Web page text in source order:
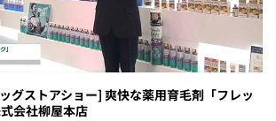
グストアショー] 爽快な薬用育毛剤「フレッ
会社柳屋本店